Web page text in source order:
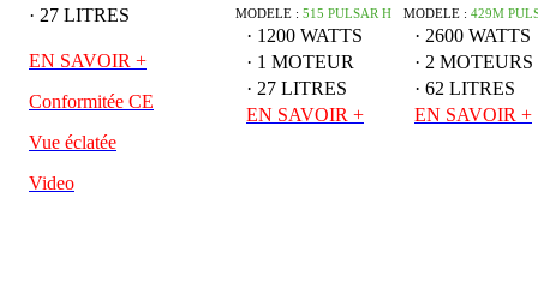
· 27 LITRES
EN SAVOIR +
Conformitée CE
Vue éclatée
Video
MODELE : 515 PULSAR H
· 1200 WATTS
· 1 MOTEUR
· 27 LITRES
EN SAVOIR +
MODELE : 429M
· 2600 WATTS
· 2 MOTEURS
· 62 LITRES
EN SAVOIR +